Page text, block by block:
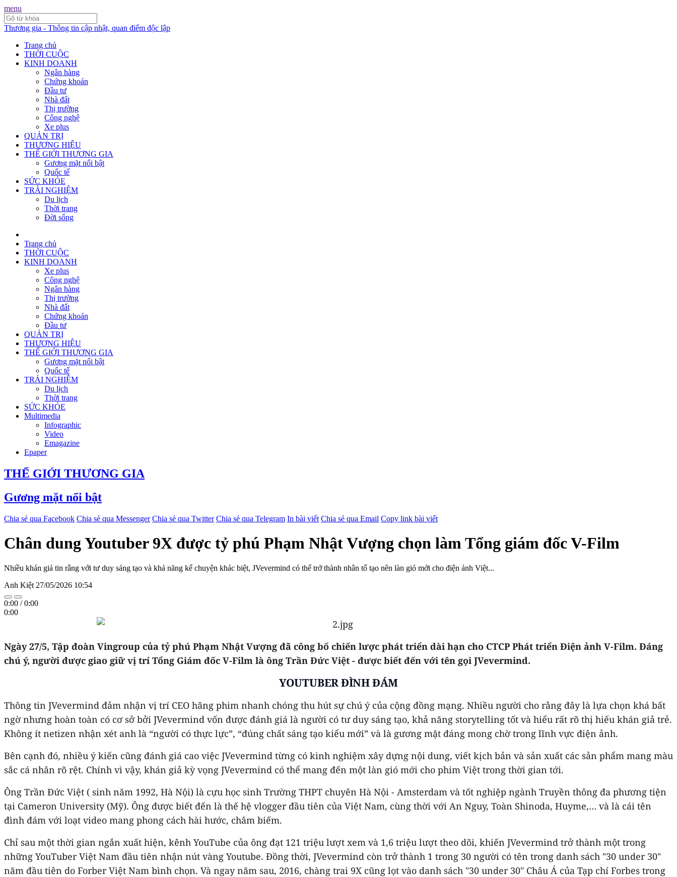
menu
Thương gia - Thông tin cập nhật, quan điểm độc lập
Trang chủ
THỜI CUỘC
KINH DOANH
Ngân hàng
Chứng khoán
Đầu tư
Nhà đất
Thị trường
Công nghệ
Xe plus
QUẢN TRỊ
THƯƠNG HIỆU
THẾ GIỚI THƯƠNG GIA
Gương mặt nổi bật
Quốc tế
SỨC KHỎE
TRẢI NGHIỆM
Du lịch
Thời trang
Đời sống
Trang chủ
THỜI CUỘC
KINH DOANH
Xe plus
Công nghệ
Ngân hàng
Thị trường
Nhà đất
Chứng khoán
Đầu tư
QUẢN TRỊ
THƯƠNG HIỆU
THẾ GIỚI THƯƠNG GIA
Gương mặt nổi bật
Quốc tế
TRẢI NGHIỆM
Du lịch
Thời trang
SỨC KHỎE
Multimedia
Infographic
Video
Emagazine
Epaper
THẾ GIỚI THƯƠNG GIA
Gương mặt nổi bật
Chia sẻ qua Facebook Chia sẻ qua Messenger Chia sẻ qua Twitter Chia sẻ qua Telegram In bài viết Chia sẻ qua Email Copy link bài viết
Chân dung Youtuber 9X được tỷ phú Phạm Nhật Vượng chọn làm Tổng giám đốc V-Film
Nhiều khán giả tin rằng với tư duy sáng tạo và khả năng kể chuyện khác biệt, JVevermind có thể trở thành nhân tố tạo nên làn gió mới cho điện ảnh Việt...
Anh Kiệt 27/05/2026 10:54
0:00 /0:00
0:00
Ngày 27/5, Tập đoàn Vingroup của tỷ phú Phạm Nhật Vượng đã công bố chiến lược phát triển dài hạn cho CTCP Phát triển Điện ảnh V-Film. Đáng
chú ý, người được giao giữ vị trí Tổng Giám đốc V-Film là ông Trần Đức Việt - được biết đến với tên gọi JVevermind.
YOUTUBER ĐÌNH ĐÁM
Thông tin JVevermind đảm nhận vị trí CEO hãng phim nhanh chóng thu hút sự chú ý của cộng đồng mạng. Nhiều người cho rằng đây là lựa chọn khá bất
ngờ nhưng hoàn toàn có cơ sở bởi JVevermind vốn được đánh giá là người có tư duy sáng tạo, khả năng storytelling tốt và hiểu rất rõ thị hiếu khán giả trẻ.
Không ít netizen nhận xét anh là “người có thực lực”, “đúng chất sáng tạo kiểu mới” và là gương mặt đáng mong chờ trong lĩnh vực điện ảnh.
Bên cạnh đó, nhiều ý kiến cũng đánh giá cao việc JVevermind từng có kinh nghiệm xây dựng nội dung, viết kịch bản và sản xuất các sản phẩm mang màu
sắc cá nhân rõ rệt. Chính vì vậy, khán giả kỳ vọng JVevermind có thể mang đến một làn gió mới cho phim Việt trong thời gian tới.
Ông Trần Đức Việt ( sinh năm 1992, Hà Nội) là cựu học sinh Trường THPT chuyên Hà Nội - Amsterdam và tốt nghiệp ngành Truyền thông đa phương tiện
tại Cameron University (Mỹ). Ông được biết đến là thế hệ vlogger đầu tiên của Việt Nam, cùng thời với An Nguy, Toàn Shinoda, Huyme,… và là cái tên
đình đám với loạt video mang phong cách hài hước, châm biếm.
Chỉ sau một thời gian ngắn xuất hiện, kênh YouTube của ông đạt 121 triệu lượt xem và 1,6 triệu lượt theo dõi, khiến JVevermind trở thành một trong
những YouTuber Việt Nam đầu tiên nhận nút vàng Youtube. Đồng thời, JVevermind còn trở thành 1 trong 30 người có tên trong danh sách "30 under 30"
năm đầu tiên do Forber Việt Nam bình chọn. Và ngay năm sau, 2016, chàng trai 9X cũng lọt vào danh sách "30 under 30" Châu Á của Tạp chí Forbes trong